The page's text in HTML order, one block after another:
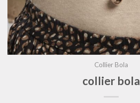
Collier Bola
collier bola